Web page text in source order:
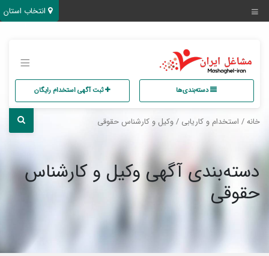
دسته‌بندی‌ها ثبت آگهی استخدام رایگان
خانه / استخدام و کاریابی / وکیل و کارشناس حقوقی
دسته‌بندی آگهی وکیل و کارشناس
حقوقی